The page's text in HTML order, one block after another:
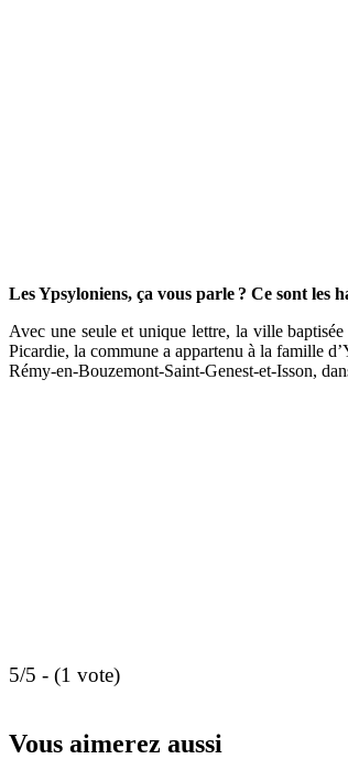
Les Ypsyloniens, ça vous parle ? Ce sont les
Avec une seule et unique lettre, la ville
Picardie, la commune a appartenu à la famille
Rémy-en-Bouzemont-Saint-Genest-et-Isson,
5/5 - (1 vote)
Vous aimerez aussi